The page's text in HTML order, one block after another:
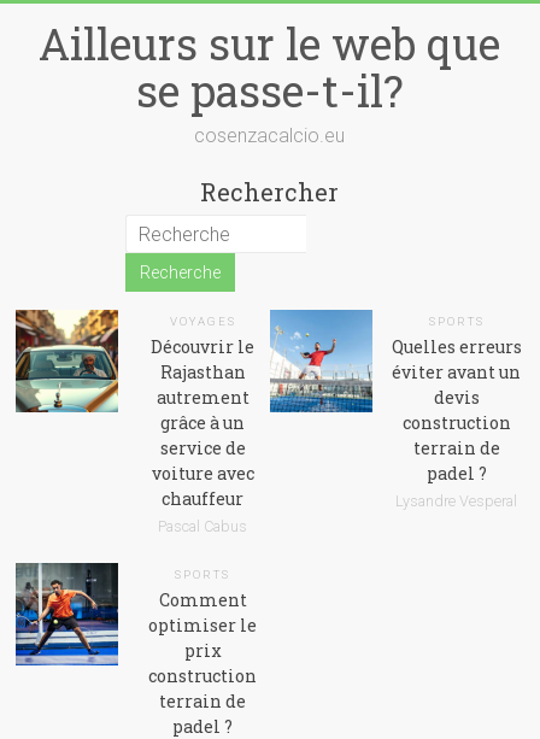
contentAilleurs sur le web que
se passe-t-il?
cosenzacalcio.eu
Rechercher
VOYAGES
Découvrir le
Rajasthan
autrement
grâce à un
service de
voiture avec
chauffeur
Pascal Cabus
SPORTS
Quelles erreurs
éviter avant un
devis
construction
terrain de
padel ?
Lysandre Vesperal
SPORTS
Comment
optimiser le
prix
construction
terrain de
padel ?